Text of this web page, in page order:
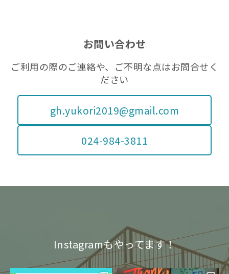
お問い合わせ
ご利用の際のご連絡や、ご不明な点はお問合せく
ださい
gh.yukori2019@gmail.com
024-984-3811
Instagramもやってます！